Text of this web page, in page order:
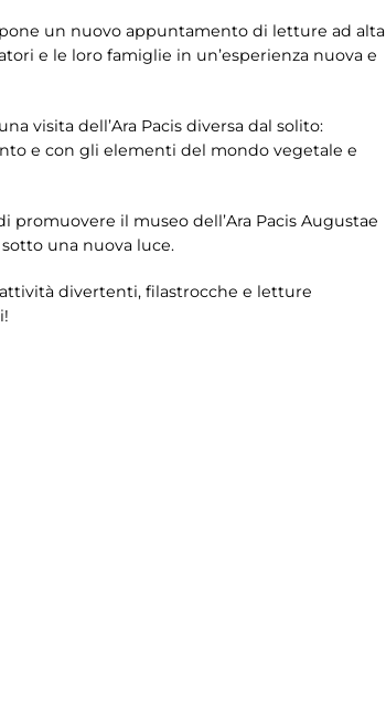
un nuovo appuntamento di letture ad alta
e le loro famiglie in un’esperienza nuova e
visita dell’Ara Pacis diversa dal solito:
e con gli elementi del mondo vegetale e
il museo dell’Ara Pacis Augustae
una nuova luce.
divertenti, filastrocche e letture